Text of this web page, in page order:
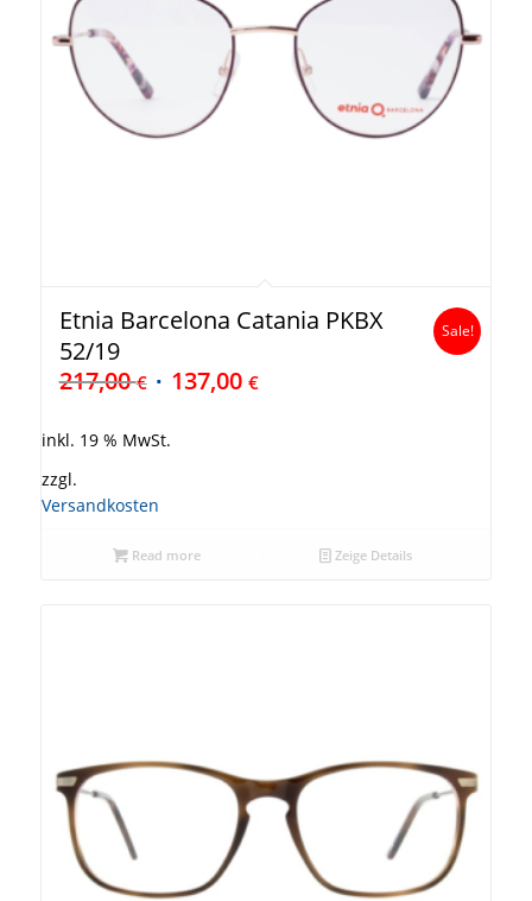
Etnia Barcelona Catania PKBX
52/19
217,00€ 137,00 €
Sale!
inkl. 19 % MwSt.
zzgl.
Versandkosten
Read more Zeige Details